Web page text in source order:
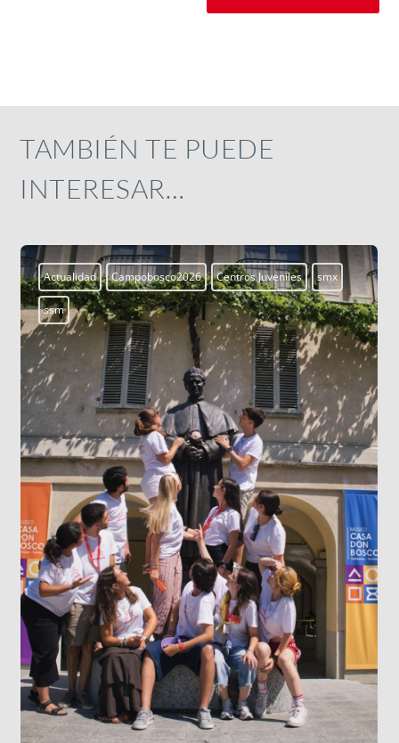
TAMBIÉN TE PUEDE
INTERESAR…
Aprendiendo a vivir Blogs
LOS DATOS BIOMÉTRICOS: NUESTRA
IDENTIDAD EN JUEGO
Cada vez que jugamos con la inteligencia
artificial subiendo nuestra imagen para generar
un avatar gracioso, en el fondo estamos
cediendo una parte de nuestra identidad. El
escaneo facial no es un simple pasatiempo
inofensivo; nuestra cara es una seña de
identidad...